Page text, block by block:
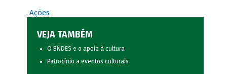
Ações
VEJA TAMBÉM
O BNDES e o apoio à cultura
Patrocínio a eventos culturais